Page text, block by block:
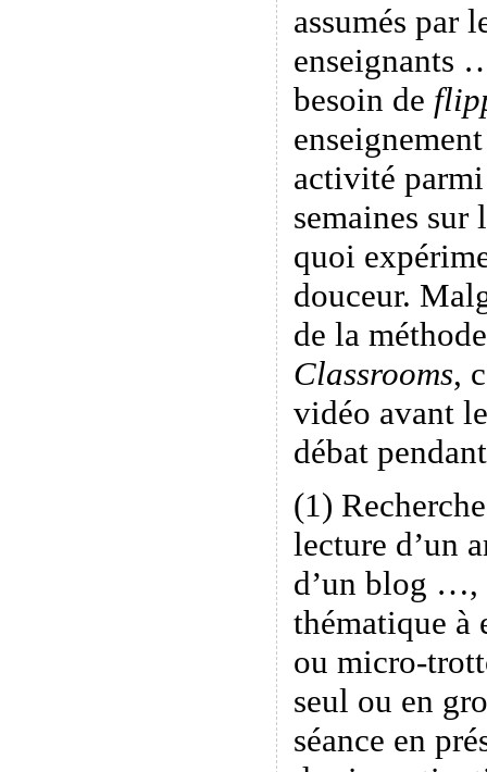
assumés par
enseignants
besoin de
activité parmi
semaines sur
quoi
douceur.
de la
Classrooms,
vidéo avant
débat
(1)
lecture d’un
d’un blog …,
thématique à
ou micro-
seul ou en
séance en